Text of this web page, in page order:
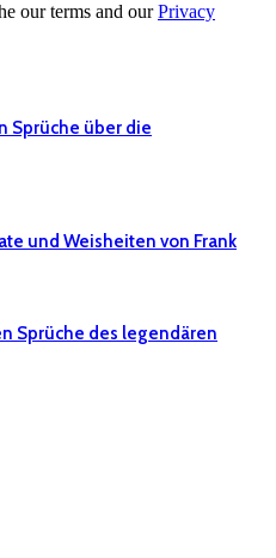
our terms and ourPrivacy
Sprüche über die
und Weisheiten von Frank
Sprüche des legendären